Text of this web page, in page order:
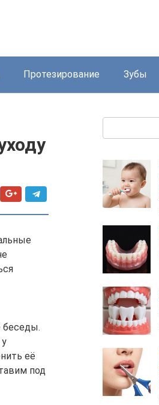
Протезирование Зубы
беседы.
её
под